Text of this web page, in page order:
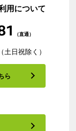
用について
（直通）
日祝除く）
ら